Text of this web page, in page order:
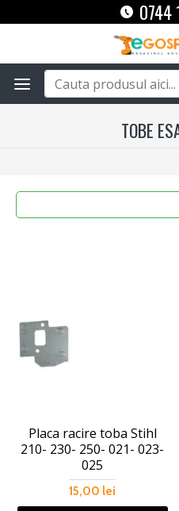
0744
TOBE
Placa racire toba Stihl
210- 230- 250- 021- 023-
025
15,00 lei